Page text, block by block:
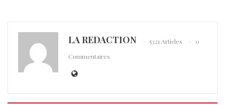
LA REDACTION 5321 Articles
0
Commentaires